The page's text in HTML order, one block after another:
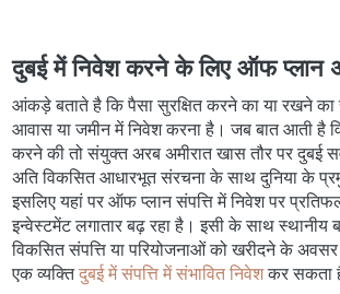
दुबई में निवेश करने के लिए ऑफ प्लान
आंकड़े बताते है कि पैसा सुरक्षित करने का या रखने का
आवास या जमीन में निवेश करना है। जब बात आती है
करने की तो संयुक्त अरब अमीरात खास तौर पर दुबई
अति विकसित आधारभूत संरचना के साथ दुनिया के
इसलिए यहां पर ऑफ प्लान संपत्ति में निवेश पर
इन्वेस्टमेंट लगातार बढ़ रहा है। इसी के साथ स्थानीय
विकसित संपत्ति या परियोजनाओं को खरीदने के अवसर
एक व्यक्तिदुबई में संपत्ति में संभावित निवेशकर सकता